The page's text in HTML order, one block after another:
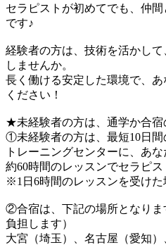
セラピストが初めてでも、仲
です♪
経験者の方は、技術を活かし
しませんか。
長く働ける安定した環境で、
ください！
★未経験者の方は、通学か合宿
①未経験者の方は、最短10日間
トレーニングセンターに、あ
約60時間のレッスンでセラピス
※1日6時間のレッスンを受けた
②合宿は、下記の場所となり
負担します）
大宮（埼玉）、名古屋（愛知